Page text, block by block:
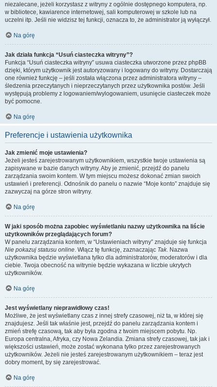
niezalecane, jeżeli korzystasz z witryny z ogólnie dostępnego komputera, np.
w bibliotece, kawiarence internetowej, sali komputerowej w szkole lub na
uczelni itp. Jeśli nie widzisz tej funkcji, oznacza to, że administrator ją wyłączył.
Na górę
Jak działa funkcja “Usuń ciasteczka witryny”?
Funkcja “Usuń ciasteczka witryny” usuwa ciasteczka utworzone przez phpBB
dzięki, którym użytkownik jest autoryzowany i logowany do witryny. Dostarczają
one również funkcję – jeśli została włączona przez administratora witryny –
śledzenia przeczytanych i nieprzeczytanych przez użytkownika postów. Jeśli
występują problemy z logowaniem/wylogowaniem, usunięcie ciasteczek może
być pomocne.
Na górę
Preferencje i ustawienia użytkownika
Jak zmienić moje ustawienia?
Jeżeli jesteś zarejestrowanym użytkownikiem, wszystkie twoje ustawienia są
zapisywane w bazie danych witryny. Aby je zmienić, przejdź do panelu
zarządzania swoim kontem. W tym miejscu możesz dokonać zmian swoich
ustawień i preferencji. Odnośnik do panelu o nazwie “Moje konto” znajduje się
zazwyczaj na górze stron witryny.
Na górę
W jaki sposób można zapobiec wyświetlaniu nazwy użytkownika na liście
użytkowników przeglądających forum?
W panelu zarządzania kontem, w “Ustawieniach witryny” znajduje się funkcja
Nie pokazuj statusu online. Włącz tę funkcję, zaznaczając Tak. Nazwa
użytkownika będzie wyświetlana tylko dla administratorów, moderatorów i dla
ciebie. Twoja obecność na witrynie będzie wykazana w liczbie ukrytych
użytkowników.
Na górę
Jest wyświetlany nieprawidłowy czas!
Możliwe, że jest wyświetlany czas z innej strefy czasowej, niż ta, w której się
znajdujesz. Jeśli tak właśnie jest, przejdź do panelu zarządzania kontem i
zmień strefę czasową, tak aby była zgodna z twoim miejscem pobytu. Np.
Europa centralna, Afryka, czy Nowa Zelandia. Zmiana strefy czasowej, tak jak i
większości ustawień, może zostać wykonana tylko przez zarejestrowanych
użytkowników. Jeżeli nie jesteś zarejestrowanym użytkownikiem – teraz jest
dobry moment, by się zarejestrować.
Na górę